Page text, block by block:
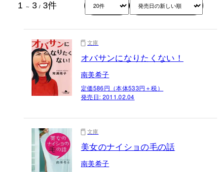
1 ～ 3 / 3件
文庫
オバサンになりたくない！
南美希子
定価586円（本体533円＋税）
発売日: 2011.02.04
文庫
美女のナイショの毛の話
南美希子